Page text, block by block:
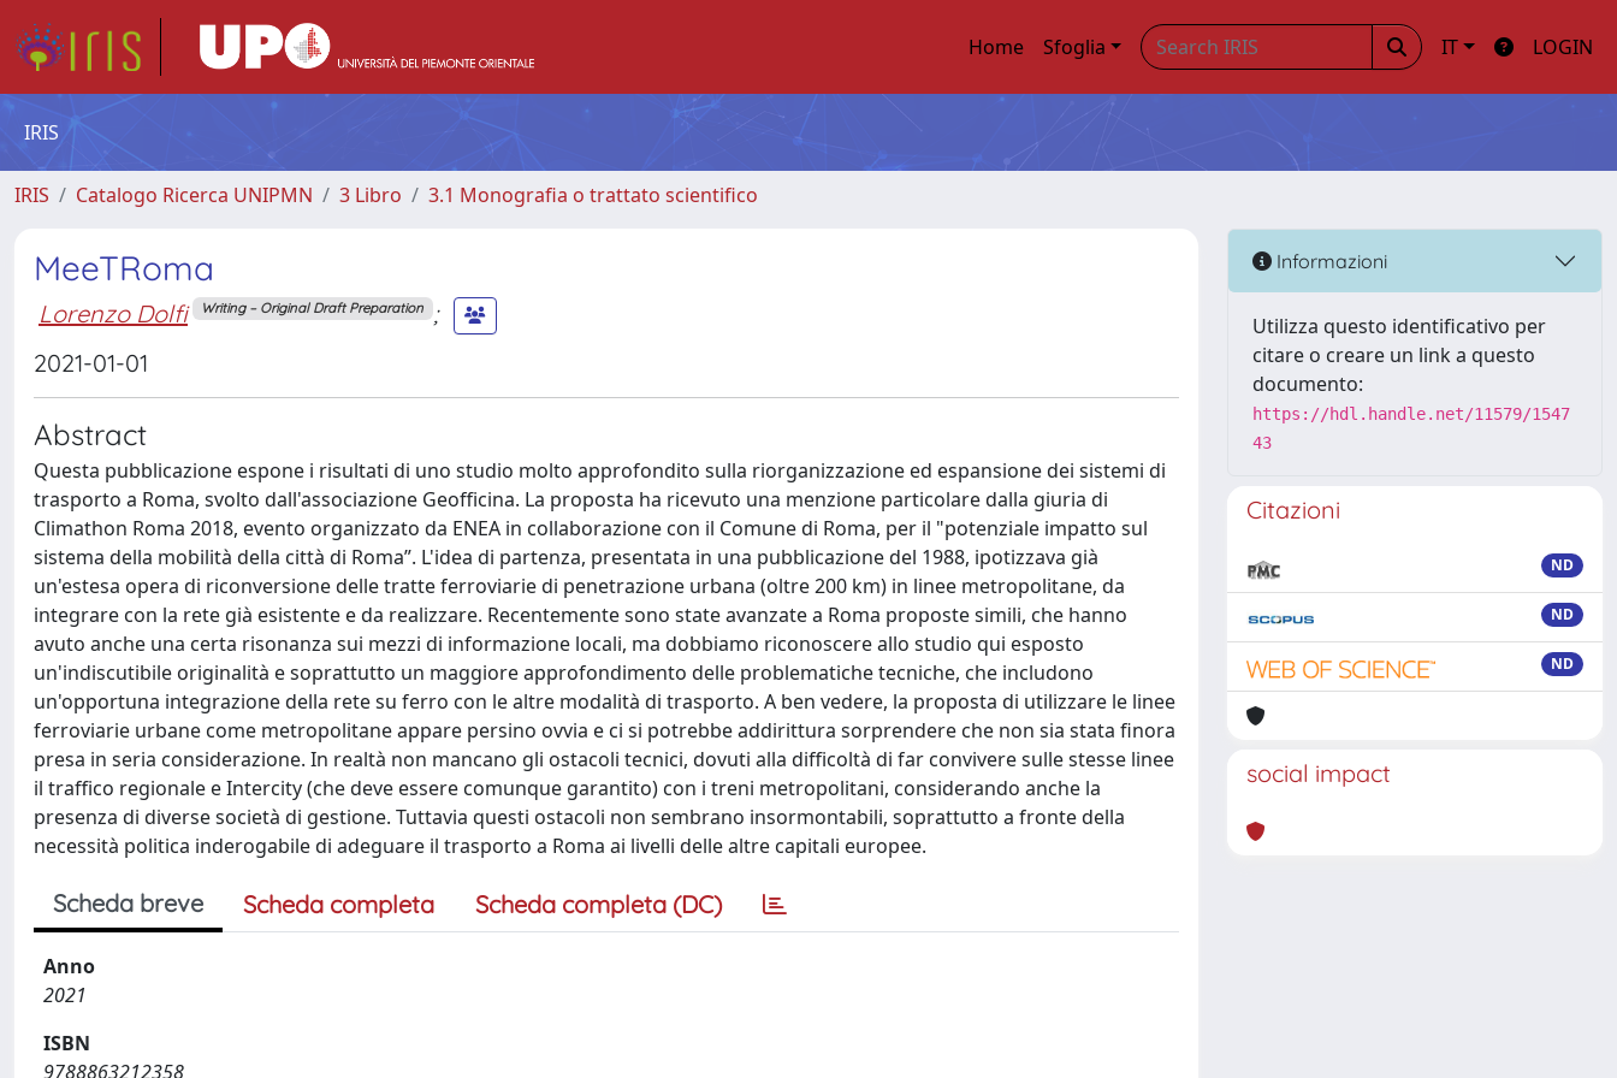
Home Sfoglia IT LOGIN
IRIS
IRIS Catalogo Ricerca UNIPMN 3 Libro 3.1 Monografia o trattato scientifico
MeeTRoma
Lorenzo Dolfi Writing – Original Draft Preparation ;
2021-01-01
Abstract
Questa pubblicazione espone i risultati di uno studio molto approfondito sulla riorganizzazione ed espansione dei sistemi di
trasporto a Roma, svolto dall'associazione Geofficina. La proposta ha ricevuto una menzione particolare dalla giuria di
Climathon Roma 2018, evento organizzato da ENEA in collaborazione con il Comune di Roma, per il "potenziale impatto sul
sistema della mobilità della città di Roma”. L'idea di partenza, presentata in una pubblicazione del 1988, ipotizzava già
un'estesa opera di riconversione delle tratte ferroviarie di penetrazione urbana (oltre 200 km) in linee metropolitane, da
integrare con la rete già esistente e da realizzare. Recentemente sono state avanzate a Roma proposte simili, che hanno
avuto anche una certa risonanza sui mezzi di informazione locali, ma dobbiamo riconoscere allo studio qui esposto
un'indiscutibile originalità e soprattutto un maggiore approfondimento delle problematiche tecniche, che includono
un'opportuna integrazione della rete su ferro con le altre modalità di trasporto. A ben vedere, la proposta di utilizzare le linee
ferroviarie urbane come metropolitane appare persino ovvia e ci si potrebbe addirittura sorprendere che non sia stata finora
presa in seria considerazione. In realtà non mancano gli ostacoli tecnici, dovuti alla difficoltà di far convivere sulle stesse linee
il traffico regionale e Intercity (che deve essere comunque garantito) con i treni metropolitani, considerando anche la
presenza di diverse società di gestione. Tuttavia questi ostacoli non sembrano insormontabili, soprattutto a fronte della
necessità politica inderogabile di adeguare il trasporto a Roma ai livelli delle altre capitali europee.
Scheda breve Scheda completa Scheda completa (DC)
Anno
2021
ISBN
9788863212358
Informazioni
Utilizza questo identificativo per
citare o creare un link a questo
documento:
https://hdl.handle.net/11579/1547
43
Citazioni
ND
ND
ND
social impact